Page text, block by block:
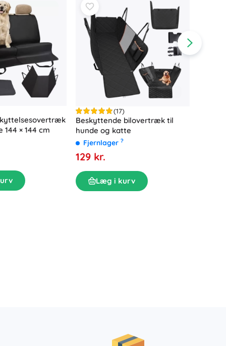
× 144 cm
(17)
Beskyttende bilovertræk til
hunde og katte
Fjernlager?
129 kr.
Læg i kurv